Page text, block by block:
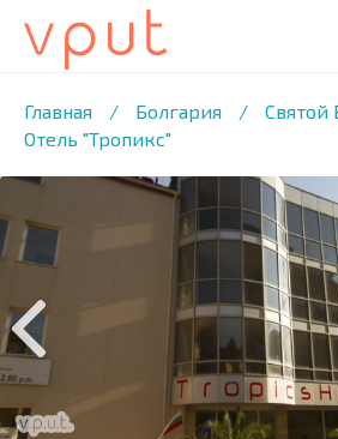
Главная / Болгария / Святой
Отель "Тропикс"
/12 ФОТО